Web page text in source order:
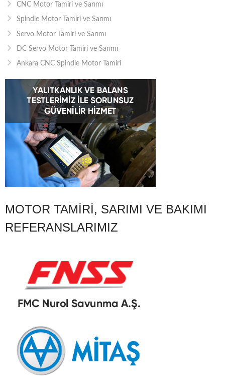
CNC Motor Tamiri ve Sarımı
Spindle Motor Tamiri ve Sarımı
Servo Motor Tamiri ve Sarımı
DC Servo Motor Tamiri ve Sarımı
Ankara CNC Spindle Motor Tamiri
MOTOR TAMIRI, SARIMI VE BAKIMI
REFERANSLARIMIZ